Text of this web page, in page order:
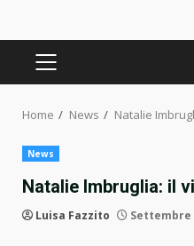
PRIMARY
Home News Natalie
News
Natalie Imbruglia: il
Luisa Fazzito Settembre